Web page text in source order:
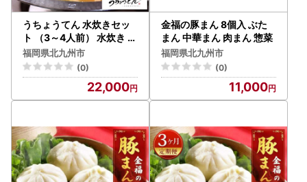
うちょうてん 水炊きセッ
ト （3～4人前） 水炊き 鍋
お鍋 冷凍 福岡県 北九州市
福岡県北九州市
(0)
22,000
金福の豚まん 8個入 ぶた
まん 中華まん 肉まん 惣菜
福岡県北九州市
(0)
11,000